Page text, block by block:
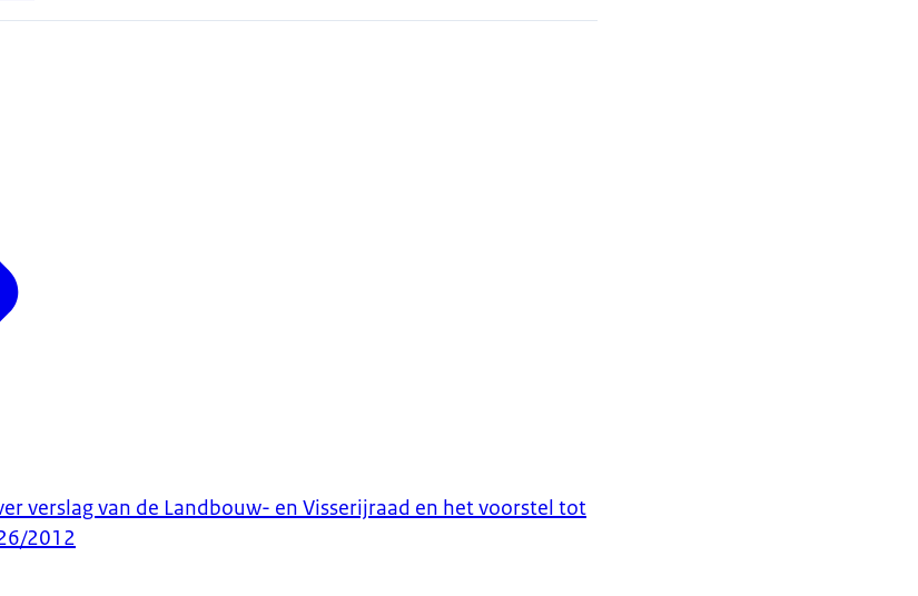
verslag van de Landbouw- en Visserijraad en het voorstel tot
2012